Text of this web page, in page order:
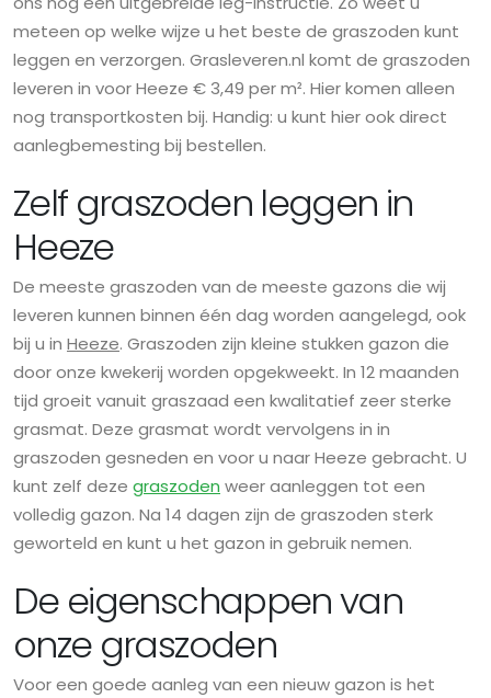
meteen op welke wijze u het beste de graszoden kunt
leggen en verzorgen. Grasleveren.nl komt de graszoden
leveren in voor Heeze € 3,49 per m². Hier komen alleen
nog transportkosten bij. Handig: u kunt hier ook direct
aanlegbemesting bij bestellen.
Zelf graszoden leggen in
Heeze
De meeste graszoden van de meeste gazons die wij
leveren kunnen binnen één dag worden aangelegd, ook
bij u in Heeze. Graszoden zijn kleine stukken gazon die
door onze kwekerij worden opgekweekt. In 12 maanden
tijd groeit vanuit graszaad een kwalitatief zeer sterke
grasmat. Deze grasmat wordt vervolgens in in
graszoden gesneden en voor u naar Heeze gebracht. U
kunt zelf deze graszoden weer aanleggen tot een
volledig gazon. Na 14 dagen zijn de graszoden sterk
geworteld en kunt u het gazon in gebruik nemen.
De eigenschappen van
onze graszoden
Voor een goede aanleg van een nieuw gazon is het